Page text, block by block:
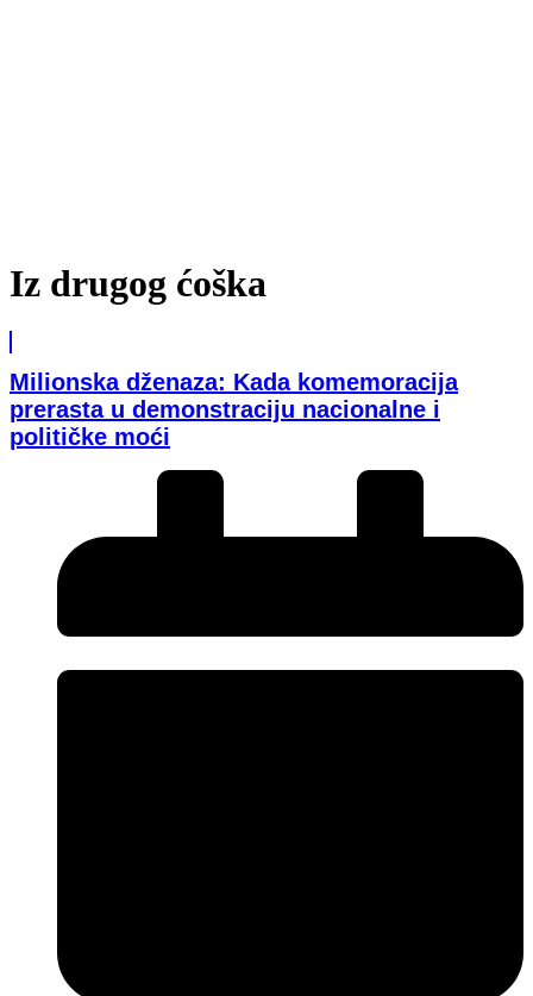
Iz drugog ćoška
Milionska dženaza: Kada komemoracija
prerasta u demonstraciju nacionalne i
političke moći